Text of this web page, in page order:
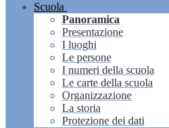
Scuola
Panoramica
Presentazione
I luoghi
Le persone
I numeri della scuola
Le carte della scuola
Organizzazione
La storia
Protezione dei dati